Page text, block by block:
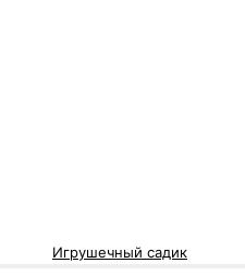
Игрушечный садик